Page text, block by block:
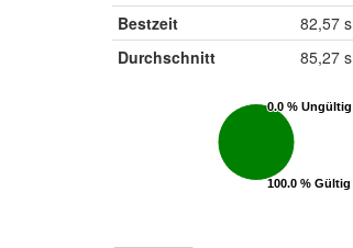
Bestzeit
82,57 s
Durchschnitt
85,27 s
0.0 % Ungültig
0.0 % Ungültig
100.0 % Gültig
100.0 % Gültig